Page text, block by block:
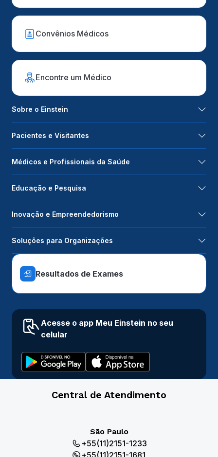
Convênios Médicos
Encontre um Médico
Sobre o Einstein
Pacientes e Visitantes
Médicos e Profissionais da Saúde
Educação e Pesquisa
Inovação e Empreendedorismo
Soluções para Organizações
Resultados de Exames
Acesse o app Meu Einstein no seu
celular
Central de Atendimento
São Paulo
+55(11)2151-1233
+55(11)2151-1681